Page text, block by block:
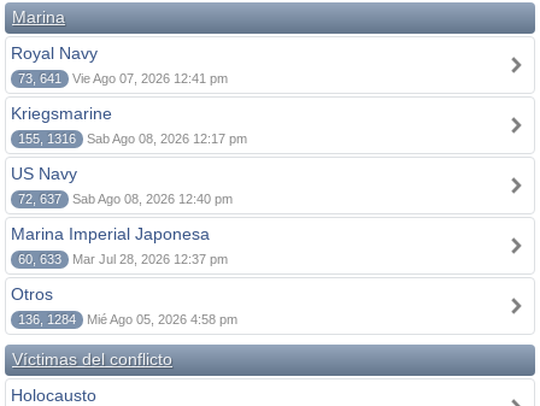
Marina
Royal Navy
73, 641 Vie Ago 07, 2026 12:41 pm
Kriegsmarine
155, 1316 Sab Ago 08, 2026 12:17 pm
US Navy
72, 637 Sab Ago 08, 2026 12:40 pm
Marina Imperial Japonesa
60, 633 Mar Jul 28, 2026 12:37 pm
Otros
136, 1284 Mié Ago 05, 2026 4:58 pm
Víctimas del conflicto
Holocausto